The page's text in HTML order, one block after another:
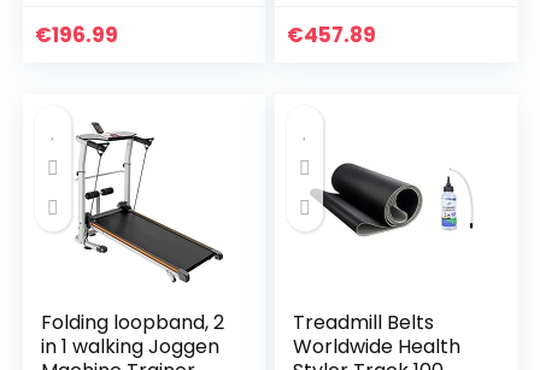
sport, trapmolen,
€196.99
Thuis Fitness
€457.89
Folding loopband, 2
in 1 walking Joggen
Treadmill Belts
Worldwide Health